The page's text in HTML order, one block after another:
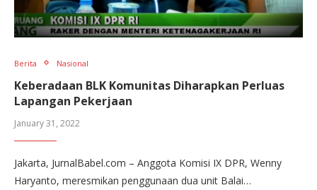
Berita Nasional
Keberadaan BLK Komunitas Diharapkan Perluas
Lapangan Pekerjaan
January 31, 2022
Jakarta, JurnalBabel.com – Anggota Komisi IX DPR, Wenny
Haryanto, meresmikan penggunaan dua unit Balai…